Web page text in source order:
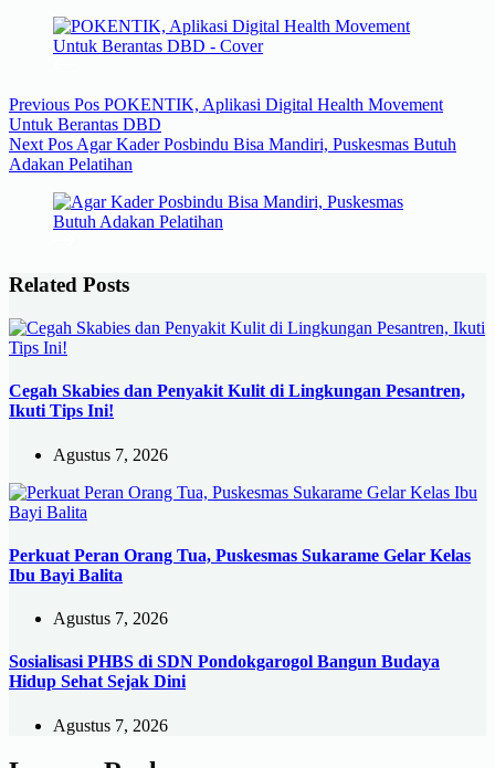
Previous Pos POKENTIK, Aplikasi Digital Health Movement
Untuk Berantas DBD
Next Pos Agar Kader Posbindu Bisa Mandiri, Puskesmas Butuh
Adakan Pelatihan
Related Posts
Cegah Skabies dan Penyakit Kulit di Lingkungan Pesantren,
Ikuti Tips Ini!
Agustus 7, 2026
Perkuat Peran Orang Tua, Puskesmas Sukarame Gelar Kelas
Ibu Bayi Balita
Agustus 7, 2026
Sosialisasi PHBS di SDN Pondokgarogol Bangun Budaya
Hidup Sehat Sejak Dini
Agustus 7, 2026